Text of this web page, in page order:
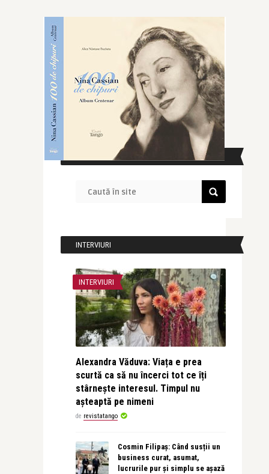
CAUTĂ ÎN SITE
INTERVIURI
INTERVIURI
Alexandra Văduva: Viața e prea
scurtă ca să nu încerci tot ce îți
stârnește interesul. Timpul nu
așteaptă pe nimeni
de revistatango
Cosmin Filipaș: Când susții un
business curat, asumat,
lucrurile pur și simplu se așază